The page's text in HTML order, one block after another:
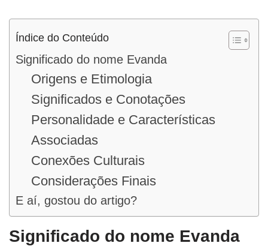
Índice do Conteúdo
Significado do nome Evanda
Origens e Etimologia
Significados e Conotações
Personalidade e Características
Associadas
Conexões Culturais
Considerações Finais
E aí, gostou do artigo?
Significado do nome Evanda